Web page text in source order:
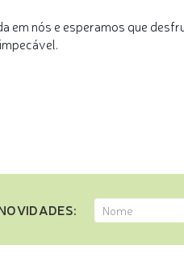
em nós e esperamos que